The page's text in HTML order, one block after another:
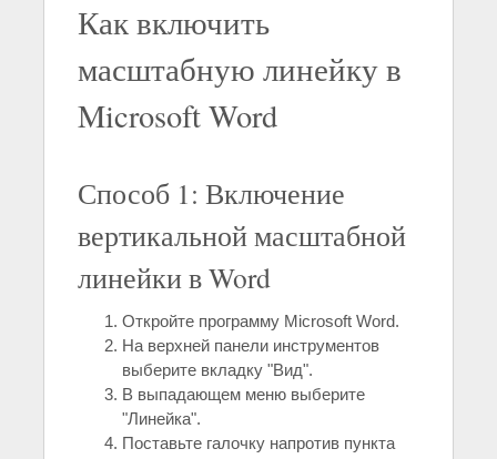
Как включить
масштабную линейку в
Microsoft Word
Способ 1: Включение
вертикальной масштабной
линейки в Word
Откройте программу Microsoft Word.
На верхней панели инструментов
выберите вкладку "Вид".
В выпадающем меню выберите
"Линейка".
Поставьте галочку напротив пункта